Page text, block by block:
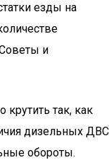
езды на
и
так, как
дизельных ДВС
обороты.